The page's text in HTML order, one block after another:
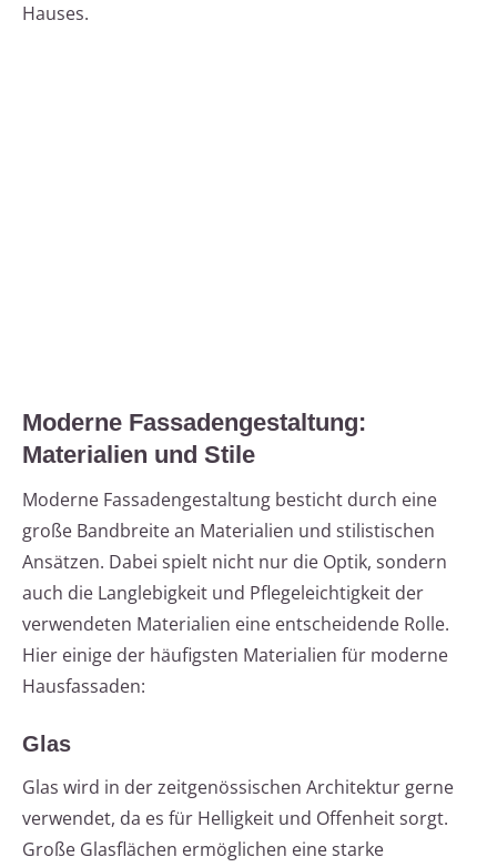
Hauses.
Moderne Fassadengestaltung:
Materialien und Stile
Moderne Fassadengestaltung besticht durch eine
große Bandbreite an Materialien und stilistischen
Ansätzen. Dabei spielt nicht nur die Optik, sondern
auch die Langlebigkeit und Pflegeleichtigkeit der
verwendeten Materialien eine entscheidende Rolle.
Hier einige der häufigsten Materialien für moderne
Hausfassaden:
Glas
Glas wird in der zeitgenössischen Architektur gerne
verwendet, da es für Helligkeit und Offenheit sorgt.
Große Glasflächen ermöglichen eine starke